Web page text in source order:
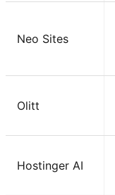
Neo Sites
Olitt
Hostinger AI